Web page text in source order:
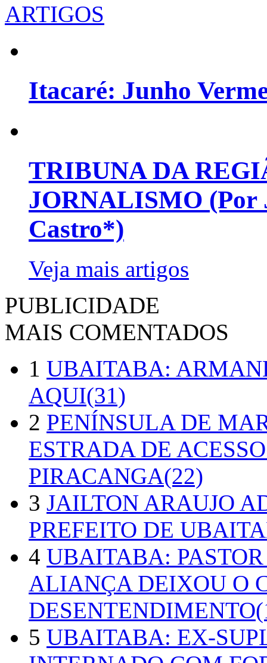
ARTIGOS
Itacaré: Junho
TRIBUNA DA
JORNALISMO (Por
Castro*)
Veja mais artigos
PUBLICIDADE
MAIS COMENTADOS
1 UBAITABA:
AQUI(31)
2 PENÍNSULA DE
ESTRADA DE
PIRACANGA(22)
3 JAILTON ARAUJO
PREFEITO DE
4 UBAITABA:
ALIANÇA DEIXOU O
5 UBAITABA: EX-